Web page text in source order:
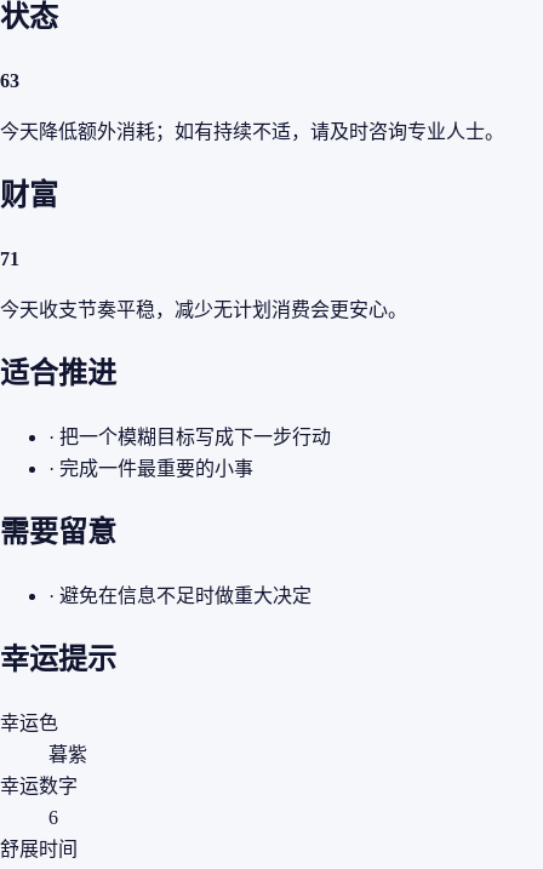
状态
63
今天降低额外消耗；如有持续不适，请及时咨询专业人士。
财富
71
今天收支节奏平稳，减少无计划消费会更安心。
适合推进
· 把一个模糊目标写成下一步行动
· 完成一件最重要的小事
需要留意
· 避免在信息不足时做重大决定
幸运提示
幸运色
暮紫
幸运数字
6
舒展时间